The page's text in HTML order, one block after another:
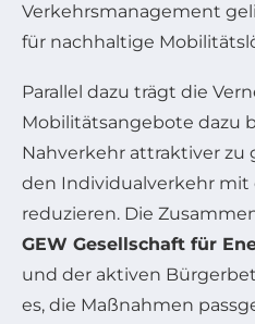
Verkehrsmanagement
für nachhaltige
Parallel dazu trägt die
Mobilitätsangebote dazu
Nahverkehr attraktiver zu
den Individualverkehr mit
reduzieren. Die
GEW Gesellschaft für
und der aktiven
es, die Maßnahmen